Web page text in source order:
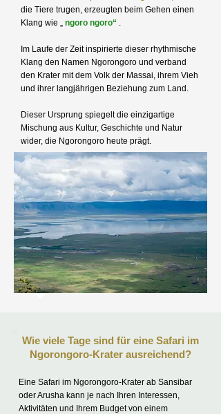
die Tiere trugen, erzeugten beim Gehen einen
Klang wie „ ngoro ngoro“
Im Laufe der Zeit inspirierte dieser rhythmische
Klang den Namen Ngorongoro und verband
den Krater mit dem Volk der Massai, ihrem Vieh
und ihrer langjährigen Beziehung zum Land.
Dieser Ursprung spiegelt die einzigartige
Mischung aus Kultur, Geschichte und Natur
wider, die Ngorongoro heute prägt.
Wie viele Tage sind für eine Safari im
Ngorongoro-Krater ausreichend?
Eine Safari im Ngorongoro-Krater ab Sansibar
oder Arusha kann je nach Ihren Interessen,
Aktivitäten und Ihrem Budget von einem